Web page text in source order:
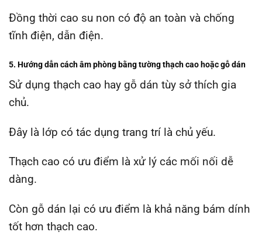
Đồng thời cao su non có độ an toàn và chống
tĩnh điện, dẫn điện.
5. Hướng dẫn cách âm phòng bằng tường thạch cao hoặc gỗ dán
Sử dụng thạch cao hay gỗ dán tùy sở thích gia
chủ.
Đây là lớp có tác dụng trang trí là chủ yếu.
Thạch cao có ưu điểm là xử lý các mối nối dễ
dàng.
Còn gỗ dán lại có ưu điểm là khả năng bám dính
tốt hơn thạch cao.